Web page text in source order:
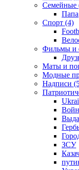
Семейные
Папа
Спорт (4)
Фильмы и
Маты и
Модные
Надписи
ЗСУ